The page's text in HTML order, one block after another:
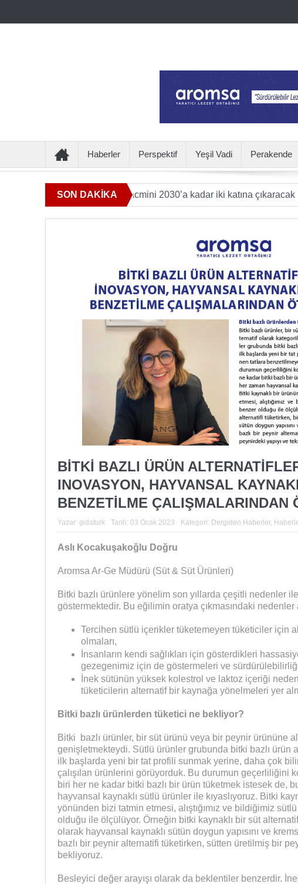
Haberler Perspektif Yeşil Vadi Perakende
SON DAKİKA
sunan ürün hacmini 2030’a kadar iki katına çıkaracak Uludağ
BİTKİ BAZLI ÜRÜN
INOVASYON, HAYVANSAL
BENZETİLME ÇALIŞMALARINDAN
Yazar: gidaturk Tarih: 03 Ocak 2023 Kategori: Dergiden Haberler,
Aslı Kocakuşakoğlu Doğru
Aromsa Ar-Ge Müdürü (Süt & Süt Ürünleri)
Bitki bazlı ürünlere yönelim son yıllarda çeşitli nedenler ile
göstermektedir. Bu eğilimin oratya çıkmasındaki nedenler
Tercihen sütlü içerikler tüketemeyen tüketiciler için
olmaları,
İnsanların kendi sağlıkları için gösterdikleri
gezegenimiz için de göstermeleri ve
İnek sütünün yüksek kolestrol ve laktoz içeriği
tüketicilerin alternatif bir kaynağa yönelmeleri yer
Bitki bazlı ürünlerden tüketici ne bekliyor?
Bitki bazlı ürünler, bir süt ürünü veya bir peynir ürününe
genişletmekteydi. Sütlü ürünler grubunda bitki bazlı ürün
ilk başlarda yeni bir tat profili sunmak yerine, daha çok
çalışılan ürünlerini görüyorduk. Bu durumun geçerliliğini
biri her ne kadar bitki bazlı bir ürün tüketmek istesek de,
hayvansal kaynaklı sütlü ürünler ile kıyaslıyoruz. Bitki
yönünden bizi tatmin etmesi, alıştığımız ve bildiğimiz
olduğu ile ölçülüyor. Örneğin bitki kaynaklı bir süt
olarak hayvansal kaynaklı sütün doygun yapısını ve
bazlı bir peynir alternatifi tüketirken, sütten üretilmiş bir
bekliyoruz.
Besleyici değer arayışı olarak da beklentiler benzerdir.